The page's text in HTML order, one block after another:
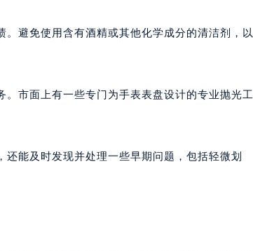
（需提前预约）
室（需提前预约）
前预约）
提前预约）
）1层整层（需提前预约）
避免使用含有酒精或其他化学成分的清洁剂，以
市面上有一些专门为手表表盘设计的专业抛光工
能及时发现并处理一些早期问题，包括轻微划